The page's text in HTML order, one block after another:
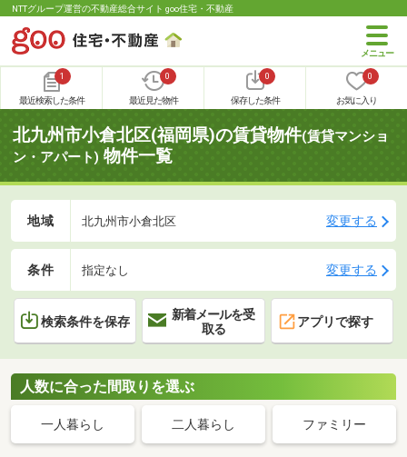
NTTグループ運営の不動産総合サイト goo住宅・不動産
1
最近検索した条件
0
最近見た物件
0
保存した条件
0
お気に入り
北九州市小倉北区(福岡県)の賃貸物件(賃貸マンショ
ン・アパート) 物件一覧
地域 北九州市小倉北区 変更する
条件 指定なし 変更する
検索条件を保存
新着メールを受
取る
アプリで探す
人数に合った間取りを選ぶ
一人暮らし 二人暮らし ファミリー